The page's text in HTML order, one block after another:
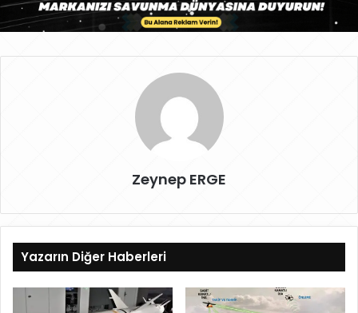
Zeynep ERGE
Yazarın Diğer Haberleri